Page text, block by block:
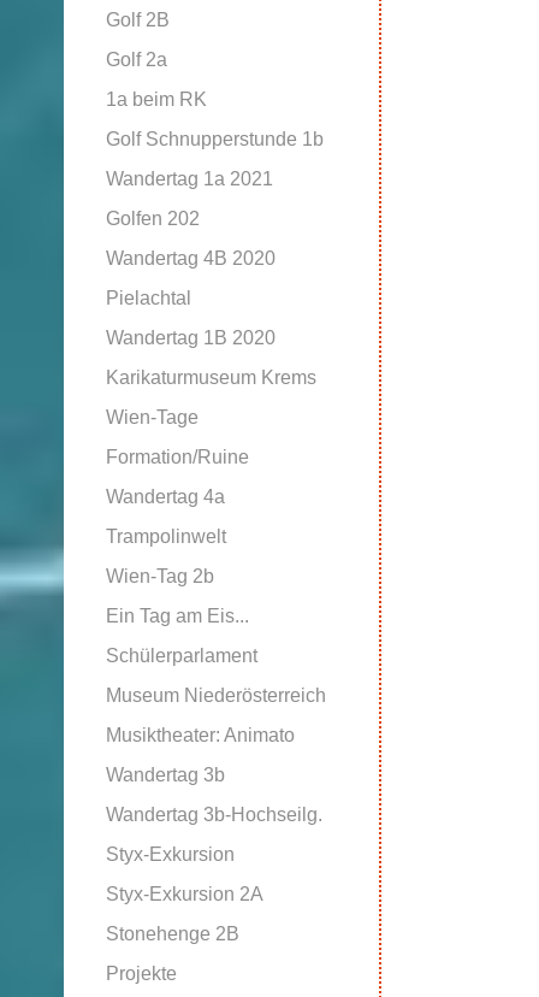
Golf 2B
Golf 2a
1a beim RK
Golf Schnupperstunde 1b
Wandertag 1a 2021
Golfen 202
Wandertag 4B 2020
Pielachtal
Wandertag 1B 2020
Karikaturmuseum Krems
Wien-Tage
Formation/Ruine
Wandertag 4a
Trampolinwelt
Wien-Tag 2b
Ein Tag am Eis...
Schülerparlament
Museum Niederösterreich
Musiktheater: Animato
Wandertag 3b
Wandertag 3b-Hochseilg.
Styx-Exkursion
Styx-Exkursion 2A
Stonehenge 2B
Projekte